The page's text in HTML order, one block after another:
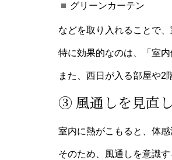
グリーンカーテン
などを取り入れることで
特に効果的なのは、「室
また、西日が入る部屋や2
③ 風通しを見直
室内に熱がこもると、体
そのため、風通しを意識す